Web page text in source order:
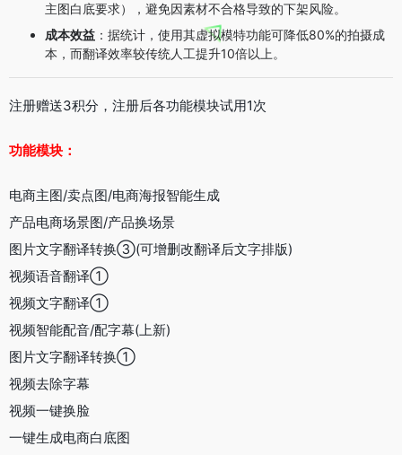
主图白底要求），避免因素材不合格导致的下架风险。
成本效益 ：据统计，使用其虚拟模特功能可降低80%的拍摄成
本，而翻译效率较传统人工提升10倍以上。
注册赠送3积分，注册后各功能模块试用1次
功能模块：
电商主图/卖点图/电商海报智能生成
产品电商场景图/产品换场景
图片文字翻译转换③(可增删改翻译后文字排版)
视频语音翻译①
视频文字翻译①
视频智能配音/配字幕(上新)
图片文字翻译转换①
视频去除字幕
视频一键换脸
一键生成电商白底图